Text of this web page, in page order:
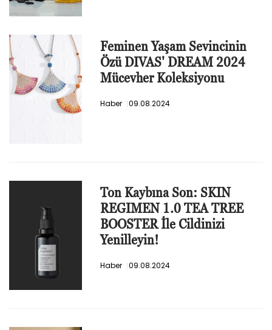
Feminen Yaşam Sevincinin
Özü DIVAS' DREAM 2024
Mücevher Koleksiyonu
Haber 09.08.2024
Ton Kaybına Son: SKIN
REGIMEN 1.0 TEA TREE
BOOSTER İle Cildinizi
Yenilleyin!
Haber 09.08.2024